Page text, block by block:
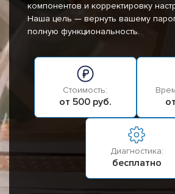
компонентов и корректировку
Наша цель — вернуть вашему
полную функциональность.
Стоимость:
от 500 руб.
Диагностика:
бесплатно